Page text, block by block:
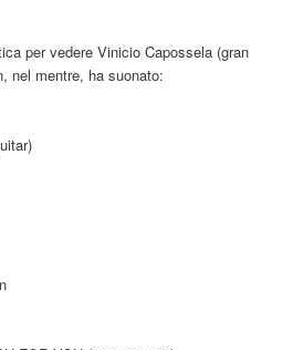
per vedere Vinicio Capossela (gran
nel mentre, ha suonato: